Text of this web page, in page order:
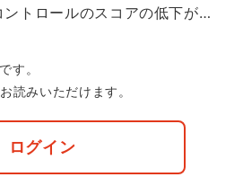
トロールのスコアの低下が…
す。
読みいただけます。
ログイン